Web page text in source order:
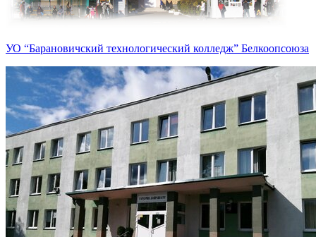
УО “Барановичский технологический колледж” Белкоопсоюза